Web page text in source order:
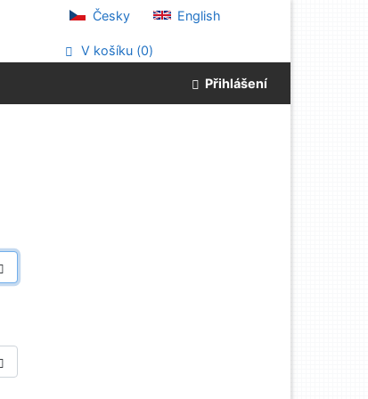
Česky English
V košíku (0)
Přihlášení